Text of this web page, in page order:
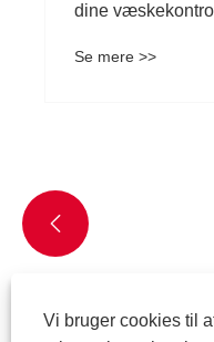

Vi bruger cookies til